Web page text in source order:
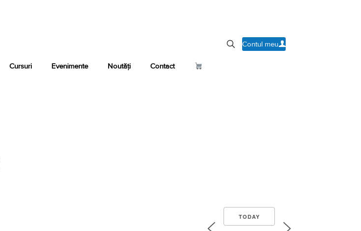
Cursuri Evenimente Noutăți Contact
Contul meu
TODAY